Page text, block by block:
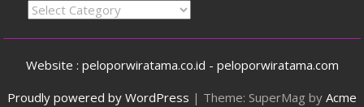
Categories
Website : peloporwiratama.co.id - peloporwiratama.com
Proudly powered by WordPress | Theme: SuperMag by Acme